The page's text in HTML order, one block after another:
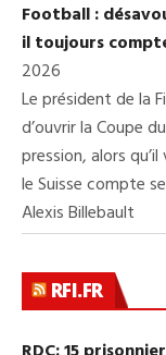
Football :
il toujours
2026
Le président de la
d’ouvrir la Coupe
pression, alors
le Suisse compte
Alexis Billebault
RFI.FR